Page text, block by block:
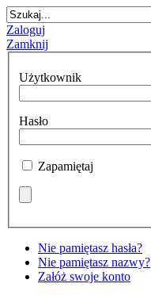
Zaloguj
Zamknij
Użytkownik
Hasło
Zapamiętaj
Nie pamiętasz hasła?
Nie pamiętasz nazwy?
Załóż swoje konto